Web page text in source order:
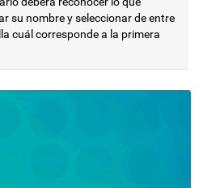
su nombre y seleccionar de entre
cuál corresponde a la primera